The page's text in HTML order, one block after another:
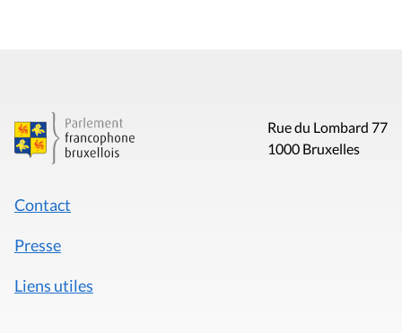
Rue du Lombard 77
1000 Bruxelles
Contact
Presse
Liens utiles